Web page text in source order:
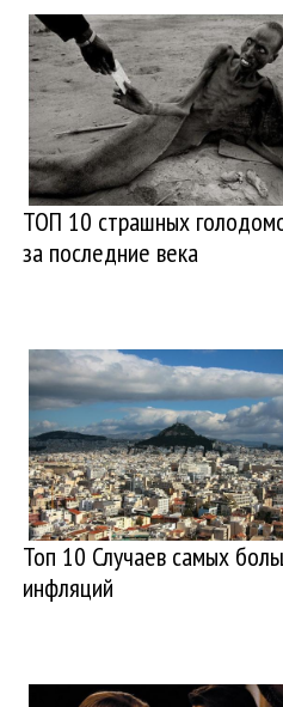
ТОП 10 страшных
за последние века
Топ 10 Случаев самых
инфляций